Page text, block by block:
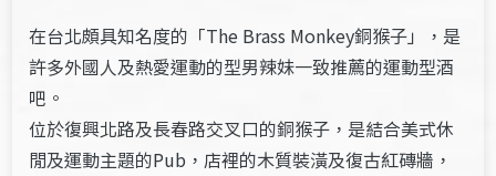
在台北頗具知名度的「The Brass Monkey銅猴子」，是
許多外國人及熱愛運動的型男辣妹一致推薦的運動型酒
吧。
位於復興北路及長春路交叉口的銅猴子，是結合美式休
閒及運動主題的Pub，店裡的木質裝潢及復古紅磚牆，